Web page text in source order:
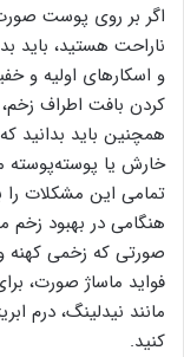
اگر بر روی پوست
ناراحت هستید، باید
و اسکارهای اولیه و
کردن بافت اطراف
همچنین باید بدانید
خارش یا پوسته‌پوسته
تمامی این مشکلات را
هنگامی در بهبود
صورتی که زخمی کهنه و
فواید ماساژ صورت،
مانند نیدلینگ، درم
کنید.